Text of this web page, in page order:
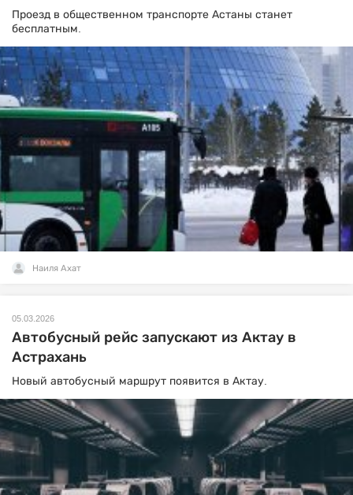
Проезд в общественном транспорте Астаны станет
бесплатным.
Наиля Ахат
05.03.2026
Автобусный рейс запускают из Актау в
Астрахань
Новый автобусный маршрут появится в Актау.